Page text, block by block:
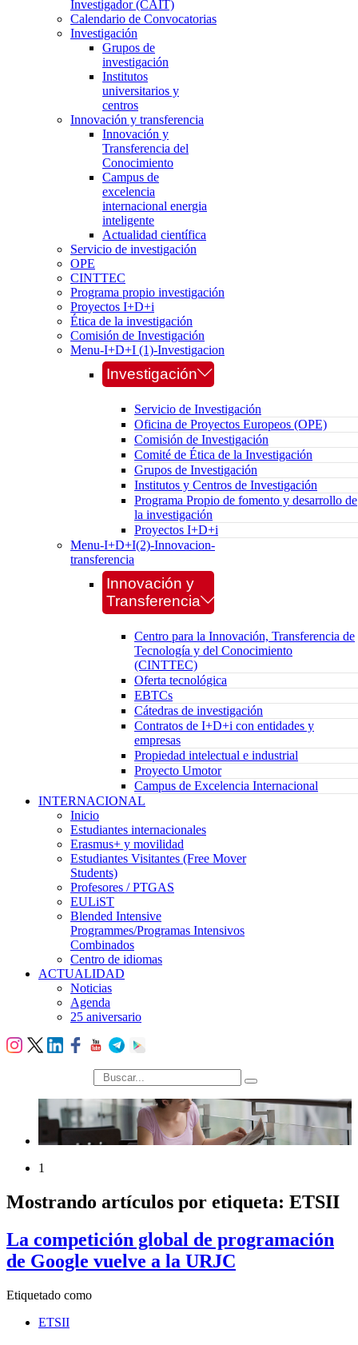
Investigador (CAIT)
Calendario de Convocatorias
Investigación
Grupos de
investigación
Institutos
universitarios y
centros
Innovación y transferencia
Innovación y
Transferencia del
Conocimiento
Campus de
excelencia
internacional energia
inteligente
Actualidad científica
Servicio de investigación
OPE
CINTTEC
Programa propio investigación
Proyectos I+D+i
Ética de la investigación
Comisión de Investigación
Menu-I+D+I (1)-Investigacion
Investigación
Servicio de Investigación
Oficina de Proyectos Europeos (OPE)
Comisión de Investigación
Comité de Ética de la Investigación
Grupos de Investigación
Institutos y Centros de Investigación
Programa Propio de fomento y desarrollo de
la investigación
Proyectos I+D+i
Menu-I+D+I(2)-Innovacion-
transferencia
Innovación y
Transferencia
Centro para la Innovación, Transferencia de
Tecnología y del Conocimiento
(CINTTEC)
Oferta tecnológica
EBTCs
Cátedras de investigación
Contratos de I+D+i con entidades y
empresas
Propiedad intelectual e industrial
Proyecto Umotor
Campus de Excelencia Internacional
INTERNACIONAL
Inicio
Estudiantes internacionales
Erasmus+ y movilidad
Estudiantes Visitantes (Free Mover
Students)
Profesores / PTGAS
EULiST
Blended Intensive
Programmes/Programas Intensivos
Combinados
Centro de idiomas
ACTUALIDAD
Noticias
Agenda
25 aniversario
búsqueda
1
Mostrando artículos por etiqueta: ETSII
La competición global de programación
de Google vuelve a la URJC
Etiquetado como
ETSII